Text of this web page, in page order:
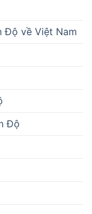
Độ về Việt Nam
Độ